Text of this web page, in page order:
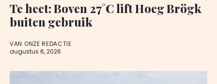
Te heet: Boven 27°C lift Hoeg Brögk
buiten gebruik
VAN ONZE REDACTIE
augustus 6, 2026